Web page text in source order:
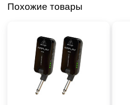
Похожие товары